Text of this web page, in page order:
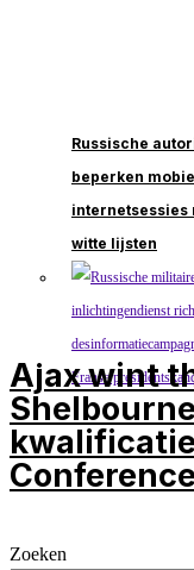
Russische
beperken
internetsessies
witte lijsten
Ajax wint
Zoeken